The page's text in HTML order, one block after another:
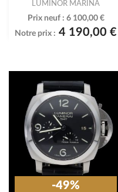
LUMINOR MARINA
Prix neuf : 6 100,00 €
Notre prix : 4 190,00 €
-49%